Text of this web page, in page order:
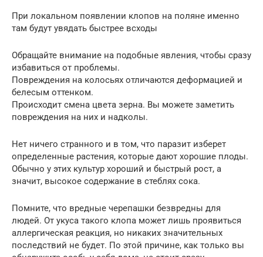
При локальном появлении клопов на поляне именно
там будут увядать быстрее всходы
Обращайте внимание на подобные явления, чтобы сразу
избавиться от проблемы.
Повреждения на колосьях отличаются деформацией и
белесым оттенком.
Происходит смена цвета зерна. Вы можете заметить
повреждения на них и надколы.
Нет ничего странного и в том, что паразит изберет
определенные растения, которые дают хорошие плоды.
Обычно у этих культур хороший и быстрый рост, а
значит, высокое содержание в стеблях сока.
Помните, что вредные черепашки безвредны для
людей. От укуса такого клопа может лишь проявиться
аллергическая реакция, но никаких значительных
последствий не будет. По этой причине, как только вы